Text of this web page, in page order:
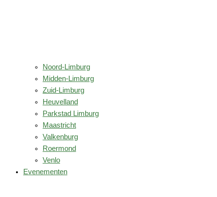
Noord-Limburg
Midden-Limburg
Zuid-Limburg
Heuvelland
Parkstad Limburg
Maastricht
Valkenburg
Roermond
Venlo
Evenementen